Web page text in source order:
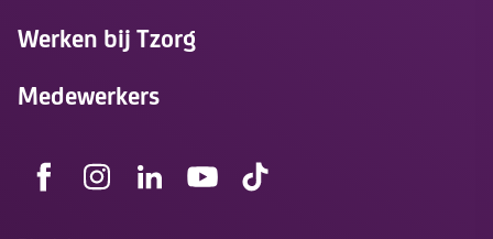
Werken bij Tzorg
Medewerkers